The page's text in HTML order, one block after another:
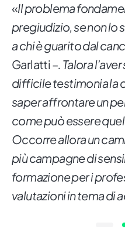
«Il problema
pregiudizio, se non lo
a chi è guarito dal
Garlatti –. Talora
difficile testimonia la
saper affrontare un
come può essere
Occorre allora un
più campagne di
formazione per i
valutazioni in tema di